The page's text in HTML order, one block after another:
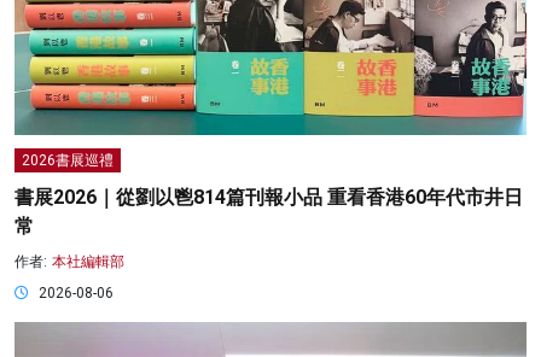
2026書展巡禮
書展2026｜從劉以鬯814篇刊報小品 重看香港60年代市井日
常
作者: 本社編輯部
2026-08-06